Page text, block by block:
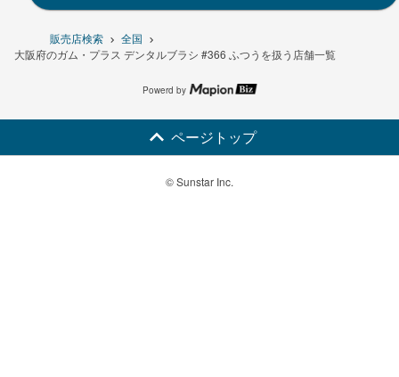
販売店検索
全国
大阪府のガム・プラス デンタルブラシ #366 ふつうを扱う店舗一覧
Powerd by
ページトップ
© Sunstar Inc.